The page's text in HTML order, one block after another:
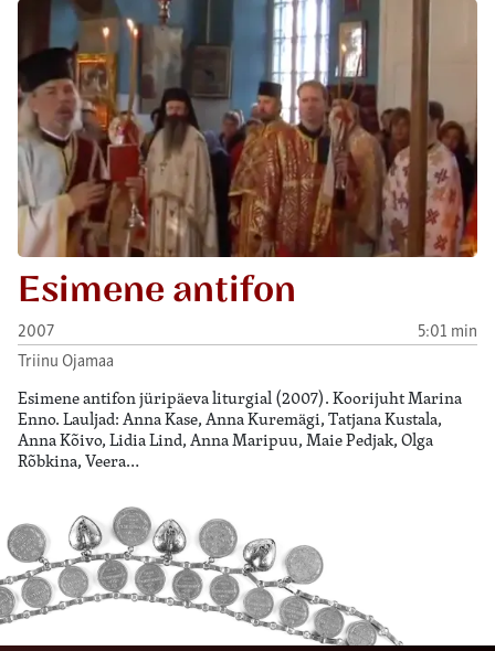
Esimene antifon
2007
5:01 min
Triinu Ojamaa
Esimene antifon jüripäeva liturgial (2007). Koorijuht Marina
Enno. Lauljad: Anna Kase, Anna Kuremägi, Tatjana Kustala,
Anna Kõivo, Lidia Lind, Anna Maripuu, Maie Pedjak, Olga
Rõbkina, Veera…